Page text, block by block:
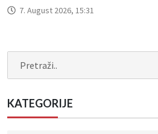
7. August 2026, 15:31
KATEGORIJE